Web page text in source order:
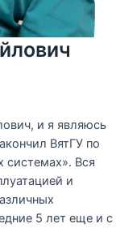
и я являюсь
ВятГУ по
системах». Вся
и
5 лет еще и с